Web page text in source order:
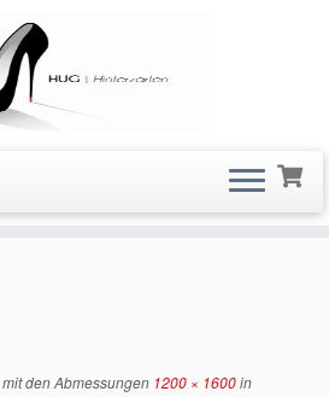
mit den Abmessungen 1200 × 1600in